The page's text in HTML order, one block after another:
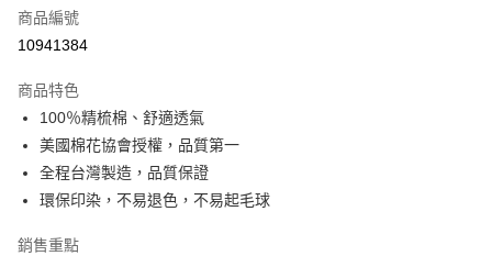
超商取貨付款
Apple Pay
悠遊付
Google Pay
AFTEE先享後付
商品編號
10941384
商品特色
100％精梳棉、舒適透氣
美國棉花協會授權，品質第一
全程台灣製造，品質保證
環保印染，不易退色，不易起毛球
銷售重點